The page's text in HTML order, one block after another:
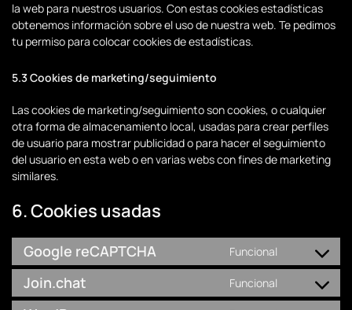
la web para nuestros usuarios. Con estas cookies estadísticas
obtenemos información sobre el uso de nuestra web. Te pedimos
tu permiso para colocar cookies de estadísticas.
5.3 Cookies de marketing/seguimiento
Las cookies de marketing/seguimiento son cookies, o cualquier
otra forma de almacenamiento local, usadas para crear perfiles
de usuario para mostrar publicidad o para hacer el seguimiento
del usuario en esta web o en varias webs con fines de marketing
similares.
6. Cookies usadas
Google reCAPTCHA Funcional
Consent
service
Join.chat Funcional
Consent